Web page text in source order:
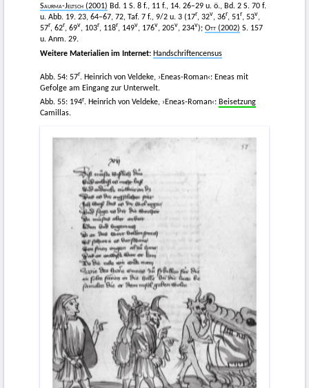
Saurma-Jeltsch (2001) Bd. 1 S. 8 f., 11 f., 14. 26–29 u. ö., Bd. 2 S. 70 f.
u. Abb. 19. 23, 64–67, 72, Taf. 7 f., 9/2 u. 3 (17r, 32v, 36r, 51r, 53v,
57r, 62r, 69v, 103r, 118r, 149v, 176v, 205v, 234v); Ott (2002) S. 157
u. Anm. 29.
Weitere Materialien im Internet: Handschriftencensus
Abb. 54: 57r. Heinrich von Veldeke, ›Eneas-Roman‹: Eneas mit
Gefolge am Eingang zur Unterwelt.
Abb. 55: 194r. Heinrich von Veldeke, ›Eneas-Roman‹: Beisetzung
Camillas.